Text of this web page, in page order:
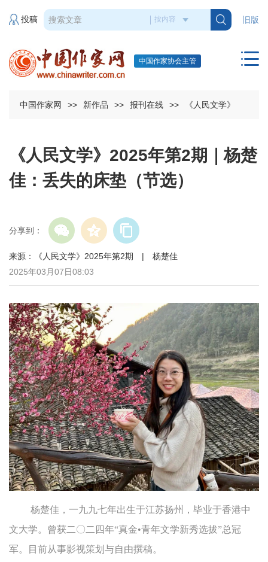
旧版
投稿
中国作家协会主管
中国作家网 >> 新作品 >> 报刊在线 >> 《人民文学》
《人民文学》2025年第2期｜杨楚
佳：丢失的床垫（节选）
分享到：
来源：《人民文学》2025年第2期 | 杨楚佳
2025年03月07日08:03
杨楚佳，一九九七年出生于江苏扬州，毕业于香港中
文大学。曾获二〇二四年“真金•青年文学新秀选拔”总冠
军。目前从事影视策划与自由撰稿。